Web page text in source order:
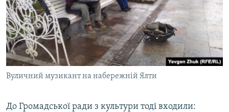
Вуличний музикант на набережній Ялти
До Громадської ради з культури тоді входили: